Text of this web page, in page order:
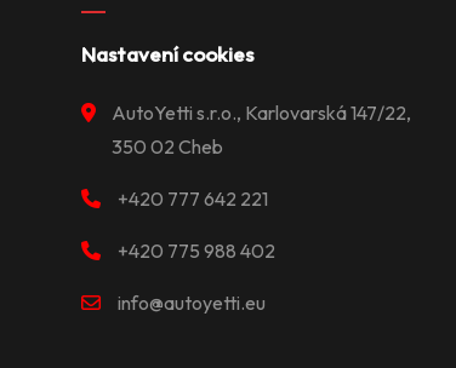
Nastavení cookies
AutoYetti s.r.o., Karlovarská 147/22,
350 02 Cheb
+420 777 642 221
+420 775 988 402
info@autoyetti.eu